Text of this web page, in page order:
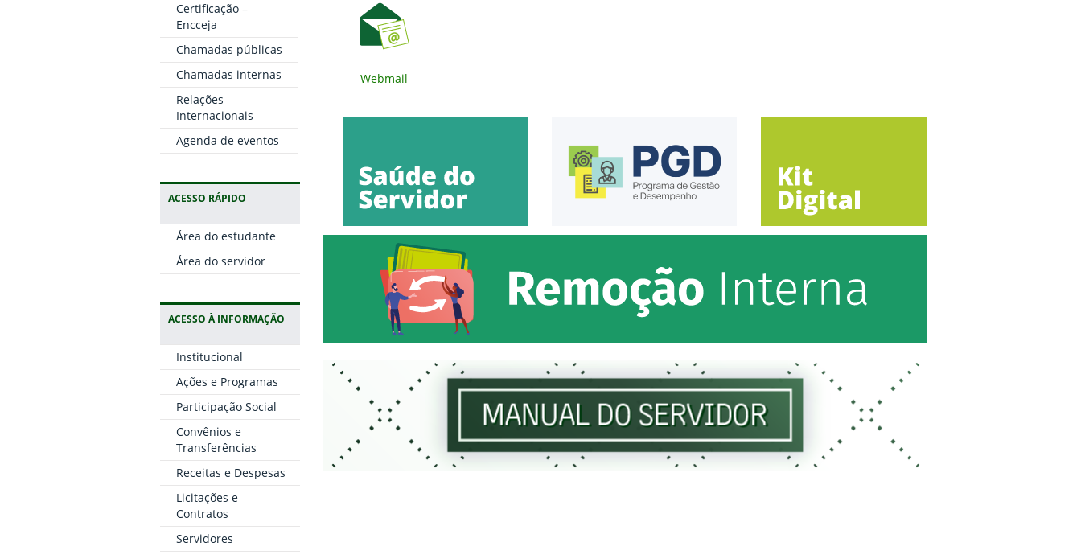
Certificação –
Encceja
Chamadas públicas
Chamadas internas
Relações
Internacionais
Agenda de eventos
ACESSO RÁPIDO
Área do estudante
Área do servidor
ACESSO À INFORMAÇÃO
Institucional
Ações e Programas
Participação Social
Convênios e
Transferências
Receitas e Despesas
Licitações e
Contratos
Servidores
Webmail